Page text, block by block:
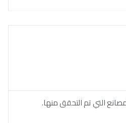
التي تم التحقق منها.